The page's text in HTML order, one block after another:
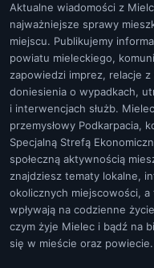
Aktualne wiadomości z
najważniejsze sprawy
miejscu. Publikujemy
powiatu mieleckiego,
zapowiedzi imprez, relacje
doniesienia o wypadkach,
i interwencjach służb.
przemysłowy Podkarpacia,
Specjalną Strefą
społeczną aktywnością
znajdziesz tematy lokalne,
okolicznych miejscowości,
wpływają na codzienne
czym żyje Mielec i bądź na
się w mieście oraz powiecie.